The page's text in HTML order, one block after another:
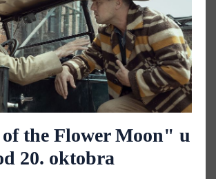
the Flower Moon" u
20. oktobra